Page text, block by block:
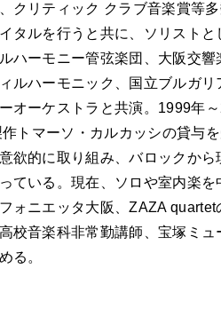
クリティック クラブ音楽賞等
タルを行うと共に、ソリストと
ハーモニー管弦楽団、大阪交
ルハーモニック、国立ブルガリ
オーケストラと共演。1999年
トマーソ・カルカッシの貸与
欲的に取り組み、バロックから
ている。現在、ソロや室内楽
ォニエッタ大阪、ZAZA
校音楽科非常勤講師、宝塚ミュ
る。